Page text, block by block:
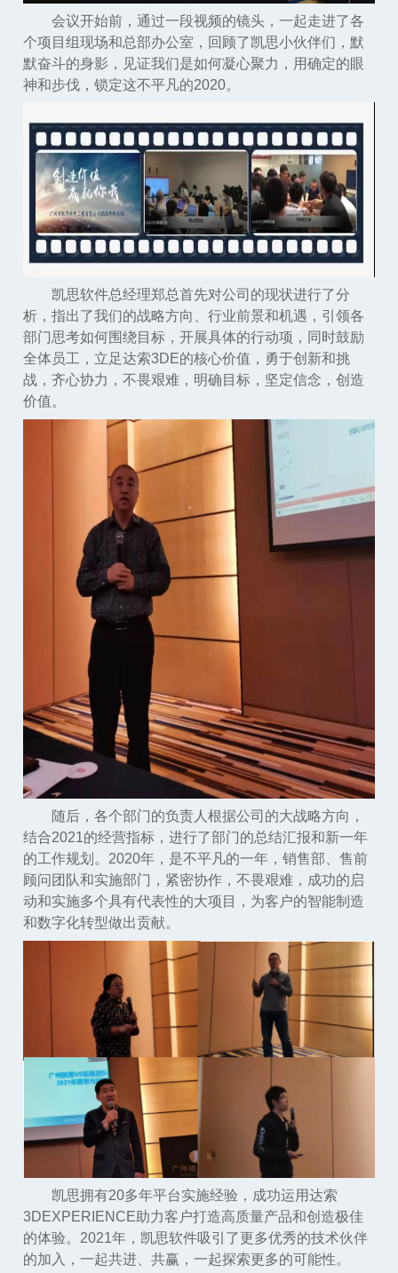
会议开始前，通过一段视频的镜头，一起走进了各
个项目组现场和总部办公室，回顾了凯思小伙伴们，默
默奋斗的身影，见证我们是如何凝心聚力，用确定的眼
神和步伐，锁定这不平凡的2020。
凯思软件总经理郑总首先对公司的现状进行了分
析，指出了我们的战略方向、行业前景和机遇，引领各
部门思考如何围绕目标，开展具体的行动项，同时鼓励
全体员工，立足达索3DE的核心价值，勇于创新和挑
战，齐心协力，不畏艰难，明确目标，坚定信念，创造
价值。
随后，各个部门的负责人根据公司的大战略方向，
结合2021的经营指标，进行了部门的总结汇报和新一年
的工作规划。2020年，是不平凡的一年，销售部、售前
顾问团队和实施部门，紧密协作，不畏艰难，成功的启
动和实施多个具有代表性的大项目，为客户的智能制造
和数字化转型做出贡献。
凯思拥有20多年平台实施经验，成功运用达索
3DEXPERIENCE助力客户打造高质量产品和创造极佳
的体验。2021年，凯思软件吸引了更多优秀的技术伙伴
的加入，一起共进、共赢，一起探索更多的可能性。